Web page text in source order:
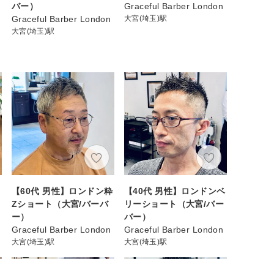
バー）
Graceful Barber London
大宮(埼玉)駅
Graceful Barber London
大宮(埼玉)駅
【60代 男性】ロンドン粋
Zショート（大宮/バーバ
ー）
Graceful Barber London
大宮(埼玉)駅
【40代 男性】ロンドンベ
リーショート（大宮/バー
バー）
Graceful Barber London
大宮(埼玉)駅